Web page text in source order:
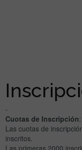
-
Cuotas de Inscripción:
Las cuotas de
inscritos.
Las primeras 2000